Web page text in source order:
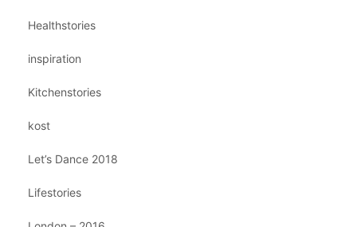
Healthstories
inspiration
Kitchenstories
kost
Let’s Dance 2018
Lifestories